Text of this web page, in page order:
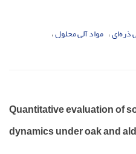
ذره‌ای مواد آلی محلول
Quantitative evaluation of
dynamics under oak and